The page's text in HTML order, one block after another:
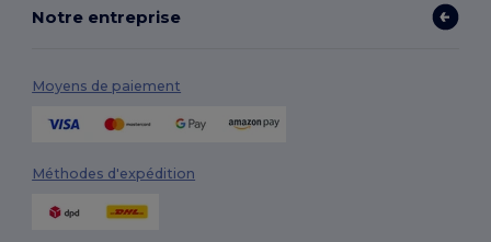
Notre entreprise
Moyens de paiement
Méthodes d'expédition